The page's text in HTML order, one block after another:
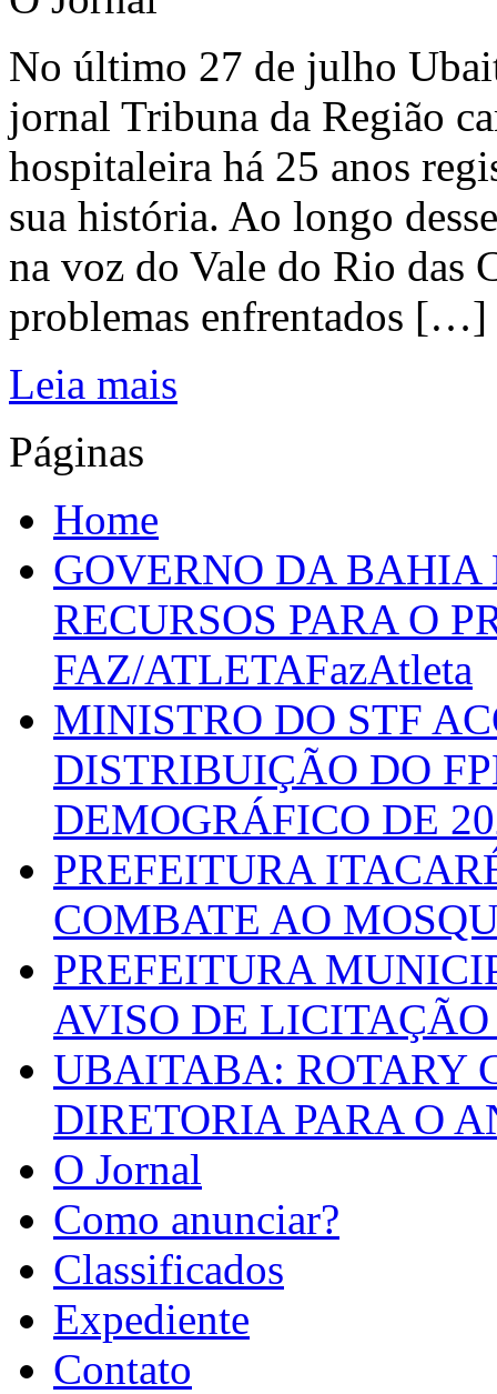
No último 27 de julho
jornal Tribuna da Região
hospitaleira há 25 anos
sua história. Ao longo
na voz do Vale do Rio das
problemas enfrentados […]
Leia mais
Páginas
Home
GOVERNO DA
RECURSOS PARA O
FAZ/ATLETAFazAtleta
MINISTRO DO STF
DISTRIBUIÇÃO DO
DEMOGRÁFICO DE
PREFEITURA
COMBATE AO
PREFEITURA
AVISO DE LICITAÇÃO
UBAITABA: ROTARY
DIRETORIA PARA O
O Jornal
Como anunciar?
Classificados
Expediente
Contato